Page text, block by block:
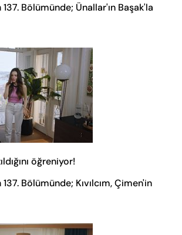
137. Bölümünde; Ünallar'ın Başak'la
öğreniyor!
137. Bölümünde; Kıvılcım, Çimen'in